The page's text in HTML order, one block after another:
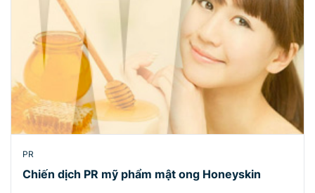
PR
Chiến dịch PR mỹ phẩm mật ong Honeyskin